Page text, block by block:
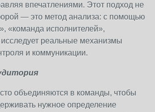
впечатлениями. Этот подход не
— это метод анализа: с помощью
«команда исполнителей»,
реальные механизмы
и коммуникации.
объединяются в команды, чтобы
нужное определение